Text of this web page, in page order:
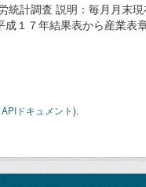
計調査 説明：毎月月末
１７年結果表から産業表
APIドキュメント).